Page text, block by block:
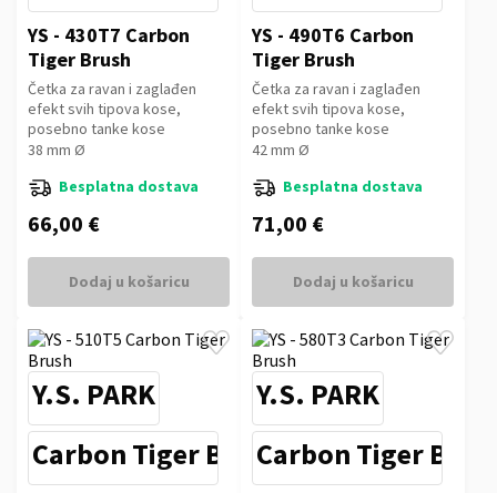
YS - 430T7 Carbon
Tiger Brush
Četka za ravan i zaglađen
efekt svih tipova kose,
posebno tanke kose
38 mm Ø
Besplatna dostava
66,00 €
Dodaj u košaricu
YS - 490T6 Carbon
Tiger Brush
Četka za ravan i zaglađen
efekt svih tipova kose,
posebno tanke kose
42 mm Ø
Besplatna dostava
71,00 €
Dodaj u košaricu
Y.S. PARK
Carbon Tiger Brush
Y.S. PARK
Carbon Tiger